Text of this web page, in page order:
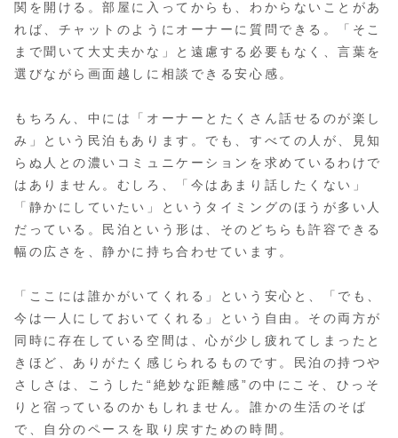
関を開ける。部屋に入ってからも、わからないことがあ
れば、チャットのようにオーナーに質問できる。「そこ
まで聞いて大丈夫かな」と遠慮する必要もなく、言葉を
選びながら画面越しに相談できる安心感。
もちろん、中には「オーナーとたくさん話せるのが楽し
み」という民泊もあります。でも、すべての人が、見知
らぬ人との濃いコミュニケーションを求めているわけで
はありません。むしろ、「今はあまり話したくない」
「静かにしていたい」というタイミングのほうが多い人
だっている。民泊という形は、そのどちらも許容できる
幅の広さを、静かに持ち合わせています。
「ここには誰かがいてくれる」という安心と、「でも、
今は一人にしておいてくれる」という自由。その両方が
同時に存在している空間は、心が少し疲れてしまったと
きほど、ありがたく感じられるものです。民泊の持つや
さしさは、こうした“絶妙な距離感”の中にこそ、ひっそ
りと宿っているのかもしれません。誰かの生活のそば
で、自分のペースを取り戻すための時間。